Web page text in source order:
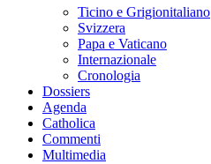
Ticino e Grigionitaliano
Svizzera
Papa e Vaticano
Internazionale
Cronologia
Dossiers
Agenda
Catholica
Commenti
Multimedia